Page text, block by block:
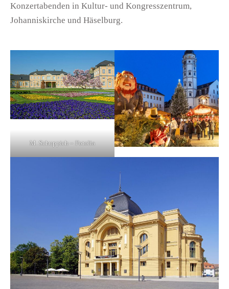
Konzertabenden in Kultur- und Kongresszentrum,
Johanniskirche und Häselburg.
M. Schuppich – Fotolia